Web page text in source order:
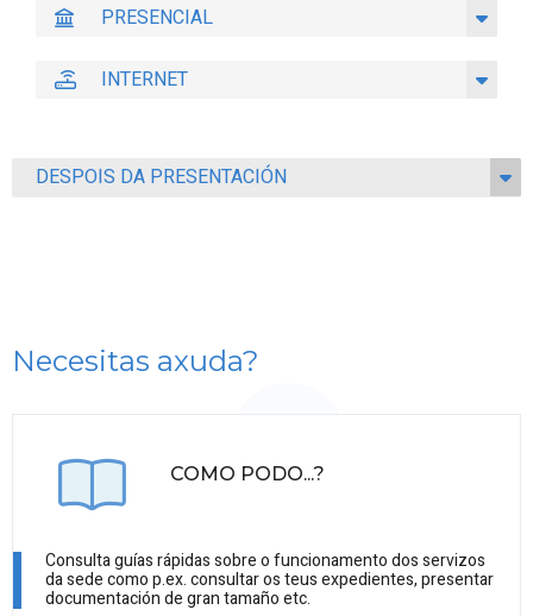
PRESENCIAL
INTERNET
DESPOIS DA PRESENTACIÓN
Necesitas axuda?
COMO PODO...?
Consulta guías rápidas sobre o funcionamento dos servizos
da sede como p.ex. consultar os teus expedientes, presentar
documentación de gran tamaño etc.